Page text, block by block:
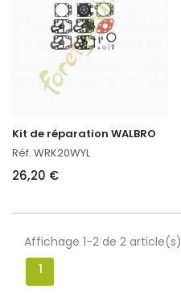
Kit de réparation WALBRO
Réf. WRK20WYL
26,20 €
Affichage 1-2 de 2 article(s)
1